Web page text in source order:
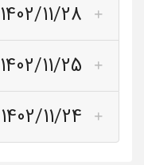
1402/11/28
1402/11/25
1402/11/24